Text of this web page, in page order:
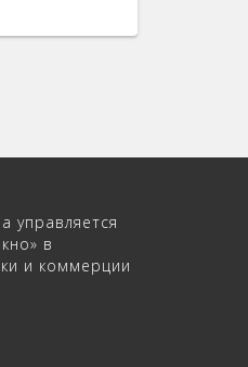
управляется
в
и коммерции